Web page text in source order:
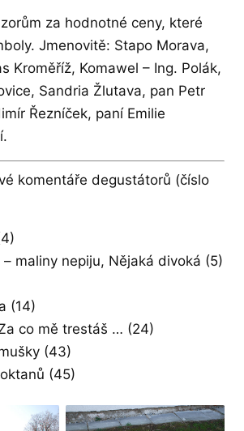
za hodnotné ceny, které
Jmenovitě: Stapo Morava,
Kroměříž, Komawel – Ing. Polák,
Sandria Žlutava, pan Petr
Řezníček, paní Emilie
komentáře degustátorů (číslo
maliny nepiju, Nějaká divoká (5)
(14)
co mě trestáš … (24)
(43)
(45)